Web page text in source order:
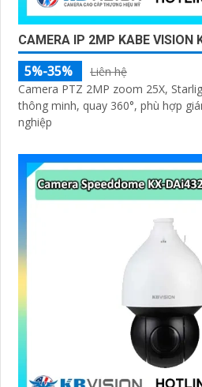
CAMERA IP 2MP KABE VISION
5%-35%
Liên hệ
Camera PTZ 2MP zoom 25X,
thông minh, quay 360°, phù hợp
nghiệp